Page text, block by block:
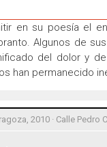
en su poesía
Algunos de
del dolor y
han permanecido
2010 · Calle Pedro